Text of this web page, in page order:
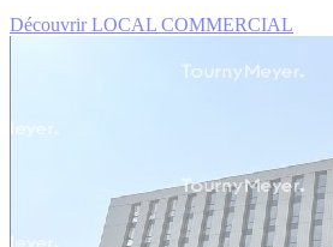
Découvrir LOCAL COMMERCIAL